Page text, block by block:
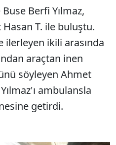
Buse Berfi Yılmaz,
T. ile buluştu.
ilerleyen ikili arasında
araçtan inen
söyleyen Ahmet
ambulansla
getirdi.